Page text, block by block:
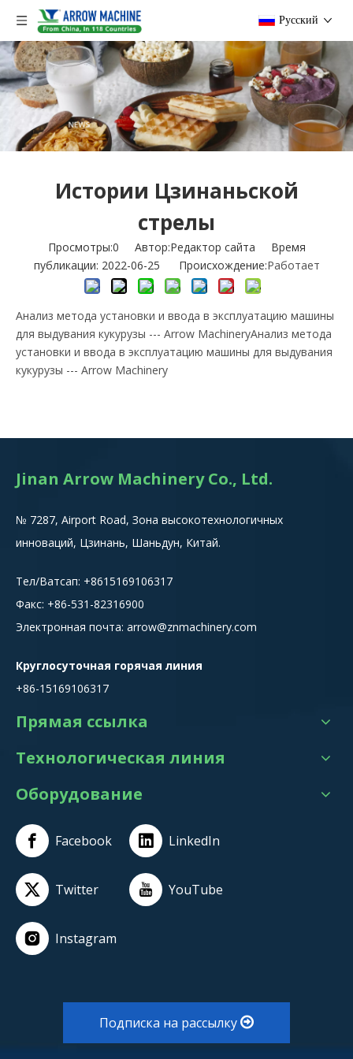
Pусский
Истории Цзинаньской
стрелы
Просмотры:0 Автор:Pедактор сайта Время
публикации: 2022-06-25 Происхождение:Работает
Анализ метода установки и ввода в эксплуатацию машины
для выдувания кукурузы --- Arrow MachineryАнализ метода
установки и ввода в эксплуатацию машины для выдувания
кукурузы --- Arrow Machinery
Jinan Arrow Machinery Co., Ltd.
№ 7287, Airport Road, Зона высокотехнологичных
инноваций, Цзинань, Шаньдун, Китай.
Тел/Ватсап: +8615169106317
Факс: +86-531-82316900
Электронная почта: arrow@znmachinery.com
Круглосуточная горячая линия
+86-15169106317
Прямая ссылка
Технологическая линия
Оборудование
Facebook LinkedIn
Twitter YouTube
Instagram
Подписка на рассылку